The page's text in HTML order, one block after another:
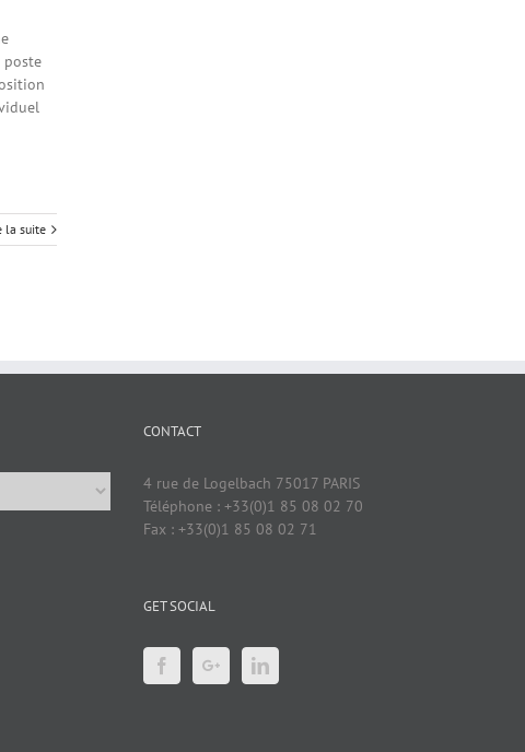
poste
la suite
CONTACT
4 rue de Logelbach 75017 PARIS
Téléphone : +33(0)1 85 08 02 70
Fax : +33(0)1 85 08 02 71
GET SOCIAL